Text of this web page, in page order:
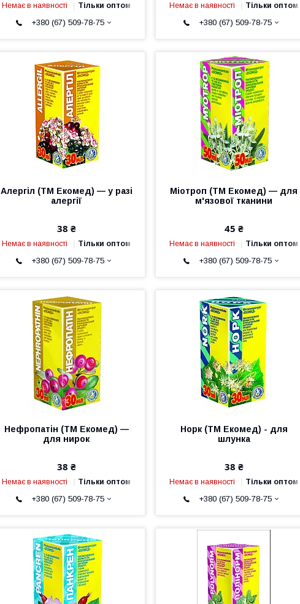
Немає в наявності Тільки оптом
+380 (67) 509-78-75
Немає в наявності Тільки оптом
+380 (67) 509-78-75
Алергіл (ТМ Екомед) — у разі
алергії
38 ₴
Немає в наявності Тільки оптом
+380 (67) 509-78-75
Міотроп (ТМ Екомед) — для
м'язової тканини
45 ₴
Немає в наявності Тільки оптом
+380 (67) 509-78-75
Нефропатін (ТМ Екомед) —
для нирок
38 ₴
Немає в наявності Тільки оптом
+380 (67) 509-78-75
Норк (ТМ Екомед) - для
шлунка
38 ₴
Немає в наявності Тільки оптом
+380 (67) 509-78-75